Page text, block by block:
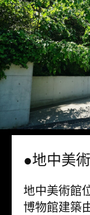
●地中美
地中美術館
博物館建築